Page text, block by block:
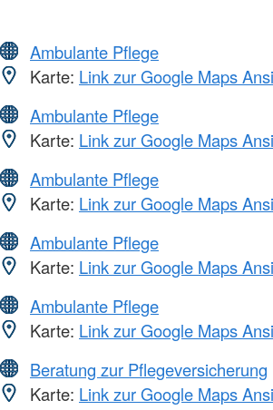
Ambulante Pflege
Karte: Link zur Google Maps
Ambulante Pflege
Karte: Link zur Google Maps
Ambulante Pflege
Karte: Link zur Google Maps
Ambulante Pflege
Karte: Link zur Google Maps
Ambulante Pflege
Karte: Link zur Google Maps
Beratung zur Pflegeversicherung
Karte: Link zur Google Maps